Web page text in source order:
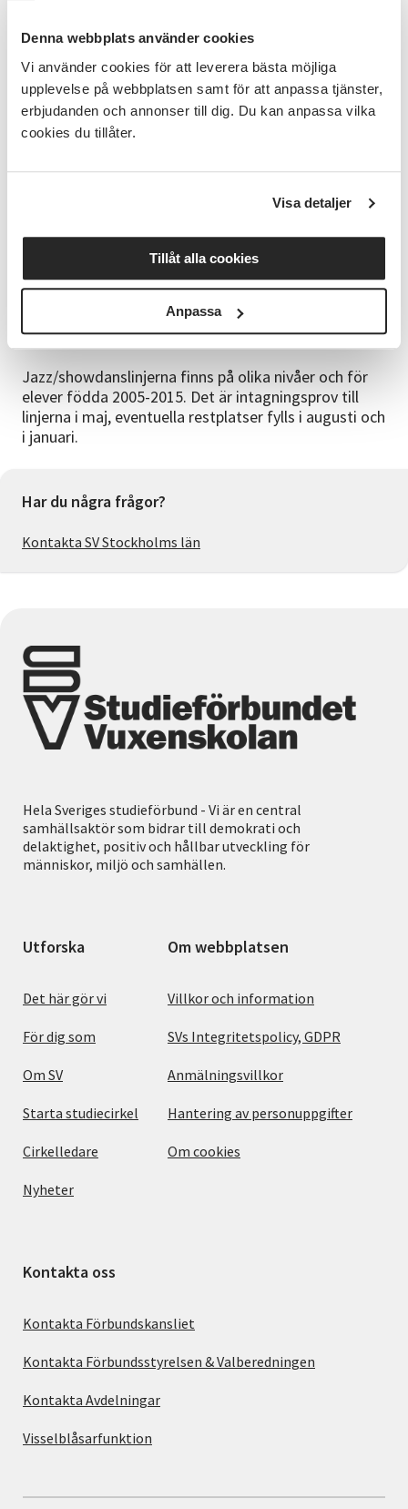
Denna webbplats använder cookies
Vi använder cookies för att leverera bästa möjliga
upplevelse på webbplatsen samt för att anpassa tjänster,
erbjudanden och annonser till dig. Du kan anpassa vilka
cookies du tillåter.
Visa detaljer
Tillåt alla cookies
Anpassa
Jazz/showdanslinjerna är tänka för de elever som vill
satsa mer på dansen och utvecklas snabbare, och de
innebär flera danslektioner varje vecka. Du möter här
olika lärare och stilar och breddar därmed dina
danskunskaper.
Uppvisning lördagen den 6 december.
För vem?
Jazz/showdanslinjerna finns på olika nivåer och för
elever födda 2005-2015. Det är intagningsprov till
linjerna i maj, eventuella restplatser fylls i augusti och
i januari.
Har du några frågor?
Kontakta SV Stockholms län
Hela Sveriges studieförbund - Vi är en central
samhällsaktör som bidrar till demokrati och
delaktighet, positiv och hållbar utveckling för
människor, miljö och samhällen.
Utforska
Det här gör vi
För dig som
Om SV
Starta studiecirkel
Cirkelledare
Nyheter
Om webbplatsen
Villkor och information
SVs Integritetspolicy, GDPR
Anmälningsvillkor
Hantering av personuppgifter
Om cookies
Kontakta oss
Kontakta Förbundskansliet
Kontakta Förbundsstyrelsen & Valberedningen
Kontakta Avdelningar
Visselblåsarfunktion